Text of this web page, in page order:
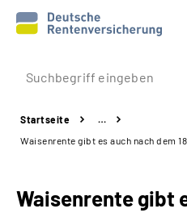
Prävention
Reha
Startseite
…
Waisenrente gibt es auch nach dem
Waisenrente gibt